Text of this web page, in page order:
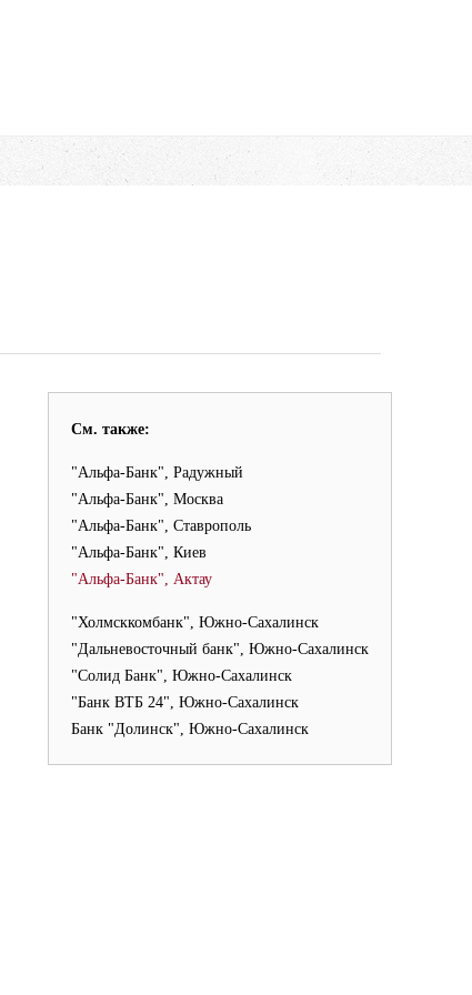
См. также:
"Альфа-Банк", Радужный
"Альфа-Банк", Москва
"Альфа-Банк", Ставрополь
"Альфа-Банк", Киев
"Альфа-Банк", Актау
"Холмсккомбанк", Южно-Сахалинск
"Дальневосточный банк", Южно-Сахалинск
"Солид Банк", Южно-Сахалинск
"Банк ВТБ 24", Южно-Сахалинск
Банк "Долинск", Южно-Сахалинск